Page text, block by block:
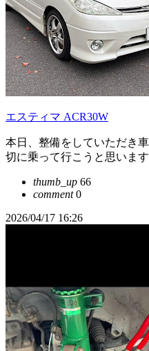
エスティマ ACR30W
本日、整備をしていただき
切に乗って行こうと思います
thumb_up 66
comment0
2026/04/17 16:26